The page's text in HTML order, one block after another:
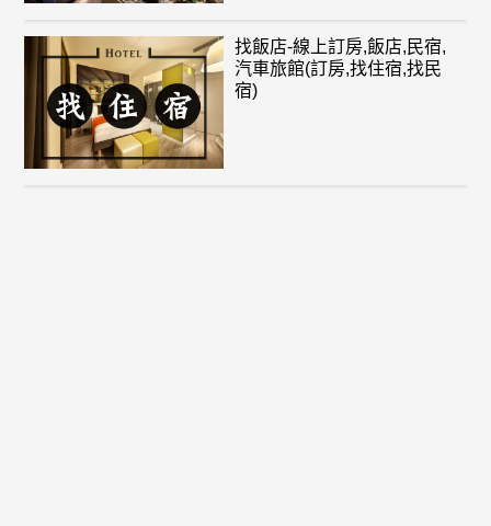
找飯店-線上訂房,飯店,民宿,
汽車旅館(訂房,找住宿,找民
宿)